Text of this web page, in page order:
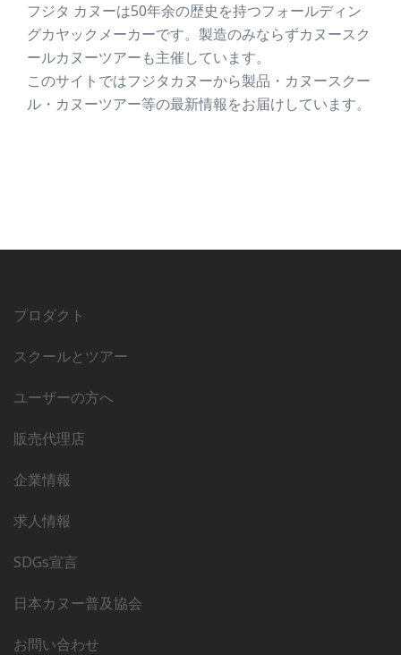
フジタ カヌーは50年余の歴史を持つフォールディン
グカヤックメーカーです。製造のみならずカヌースク
ールカヌーツアーも主催しています。
このサイトではフジタカヌーから製品・カヌースクー
ル・カヌーツアー等の最新情報をお届けしています。
プロダクト
スクールとツアー
ユーザーの方へ
販売代理店
企業情報
求人情報
SDGs宣言
日本カヌー普及協会
お問い合わせ